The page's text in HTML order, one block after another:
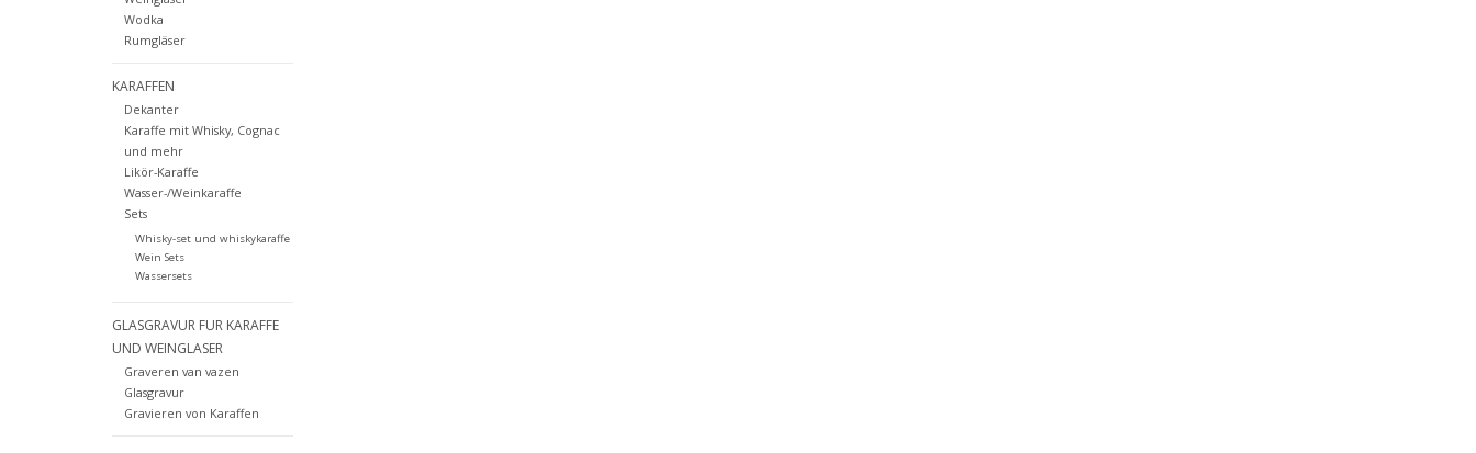
Wodka
Rumgläser
KARAFFEN
Dekanter
Karaffe mit Whisky, Cognac
und mehr
Likör-Karaffe
Wasser-/Weinkaraffe
Sets
Whisky-set und whiskykaraffe
Wein Sets
Wassersets
GLASGRAVUR FUR KARAFFE
UND WEINGLASER
Graveren van vazen
Glasgravur
Gravieren von Karaffen